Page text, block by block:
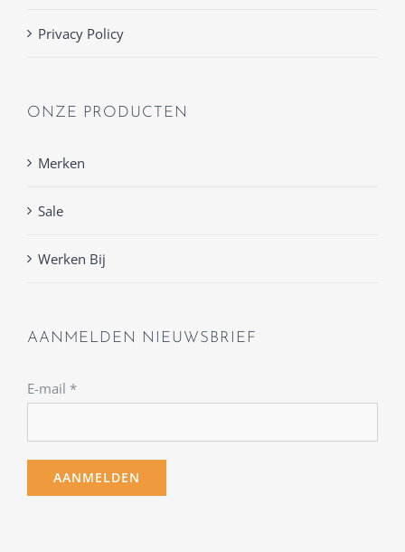
Privacy Policy
ONZE PRODUCTEN
Merken
Sale
Werken Bij
AANMELDEN NIEUWSBRIEF
E-mail *